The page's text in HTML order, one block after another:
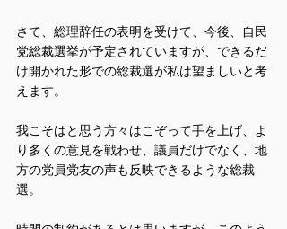
さて、総理辞任の表明を受けて、今後、自民
党総裁選挙が予定されていますが、できるだ
け開かれた形での総裁選が私は望ましいと考
えます。
我こそはと思う方々はこぞって手を上げ、よ
り多くの意見を戦わせ、議員だけでなく、地
方の党員党友の声も反映できるような総裁
選。